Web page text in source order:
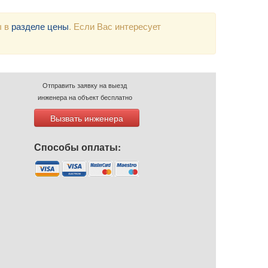
в разделе цены. Если Вас интересует
Отправить заявку на выезд
инженера на объект бесплатно
Вызвать инженера
Способы оплаты: